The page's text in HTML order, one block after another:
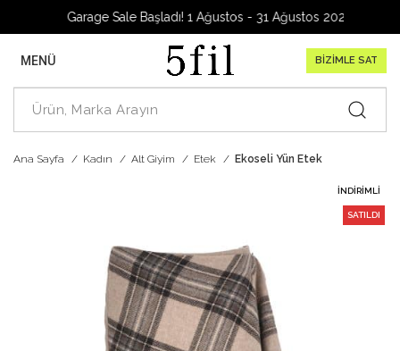
Garage Sale Başladı! 1 Ağustos - 31 Ağustos 2026
MENÜ BİZİMLE SAT
Ana Sayfa Kadın Alt Giyim Etek Ekoseli Yün Etek
İNDIRIMLI
SATILDI